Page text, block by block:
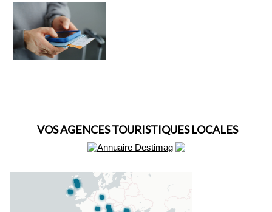
VOS AGENCES TOURISTIQUES LOCALES